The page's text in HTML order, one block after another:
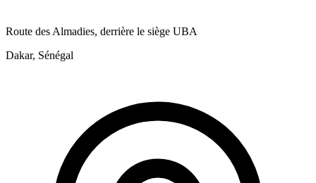
Route des Almadies, derrière le siège UBA
Dakar, Sénégal